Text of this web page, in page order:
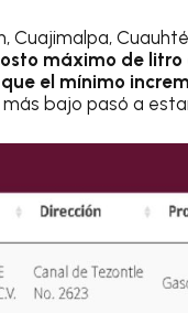
Cuajimalpa,
máximo de litro
el mínimo
bajo pasó a